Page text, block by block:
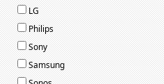
LG
Philips
Sony
Samsung